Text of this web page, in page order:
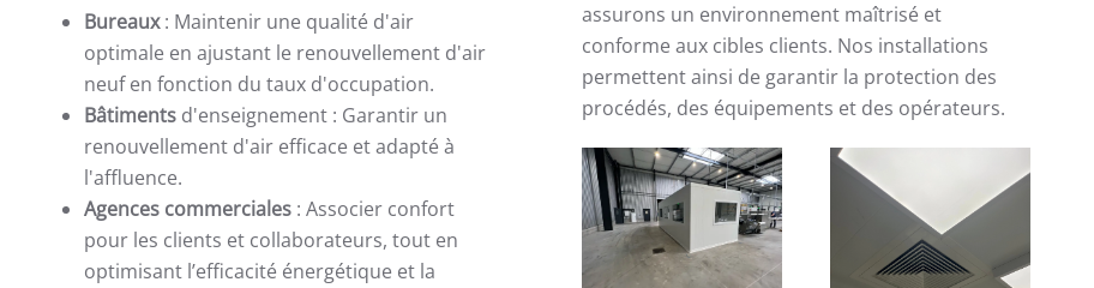
Bureaux: Maintenir une qualité d'air
optimale en ajustant le renouvellement d'air
neuf en fonction du taux d'occupation.
Bâtiments d'enseignement : Garantir un
renouvellement d'air efficace et adapté à
l'affluence.
Agences commerciales : Associer confort
pour les clients et collaborateurs, tout en
optimisant l’efficacité énergétique et la
assurons un environnement maîtrisé et
conforme aux cibles clients. Nos installations
permettent ainsi de garantir la protection des
procédés, des équipements et des opérateurs.